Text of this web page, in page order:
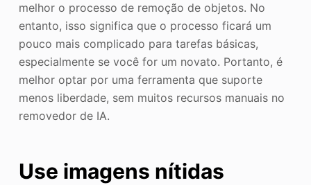
melhor o processo de remoção de objetos. No
entanto, isso significa que o processo ficará um
pouco mais complicado para tarefas básicas,
especialmente se você for um novato. Portanto, é
melhor optar por uma ferramenta que suporte
menos liberdade, sem muitos recursos manuais no
removedor de IA.
Use imagens nítidas